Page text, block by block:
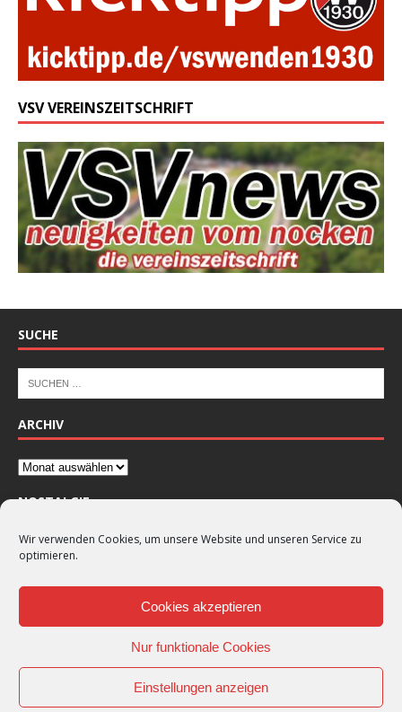
Wir verwenden Cookies, um unsere Website und unseren Service zu
optimieren.
Cookies akzeptieren
Nur funktionale Cookies
Einstellungen anzeigen
VSV VEREINSZEITSCHRIFT
SUCHE
ARCHIV
NOSTALGIE